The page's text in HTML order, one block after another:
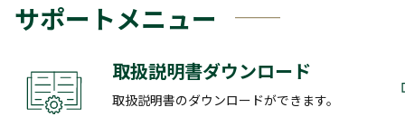
サポートメニュー
取扱説明書ダウンロード
取扱説明書のダウンロードができます。